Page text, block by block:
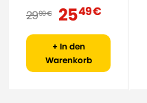
2999 € 2549 €
+ In den
Warenkorb